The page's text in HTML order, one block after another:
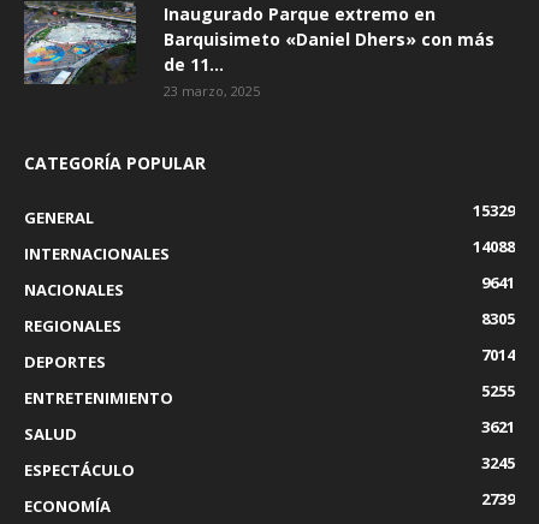
Inaugurado Parque extremo en
Barquisimeto «Daniel Dhers» con más
de 11...
23 marzo, 2025
CATEGORÍA POPULAR
GENERAL
15329
INTERNACIONALES
14088
NACIONALES
9641
REGIONALES
8305
DEPORTES
7014
ENTRETENIMIENTO
5255
SALUD
3621
ESPECTÁCULO
3245
ECONOMÍA
2739